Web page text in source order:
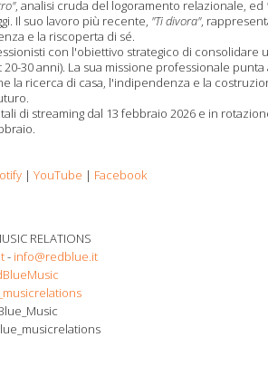
, analisi cruda del logoramento relazionale, ed
Il suo lavoro più recente, "Ti divora",
e la riscoperta di sé.
con l'obiettivo strategico di consolidare
30 anni). La sua missione professionale
la ricerca di casa, l'indipendenza e la
di streaming dal 13 febbraio 2026 e in
| YouTube | Facebook
RELATIONS
- info@redblue.it